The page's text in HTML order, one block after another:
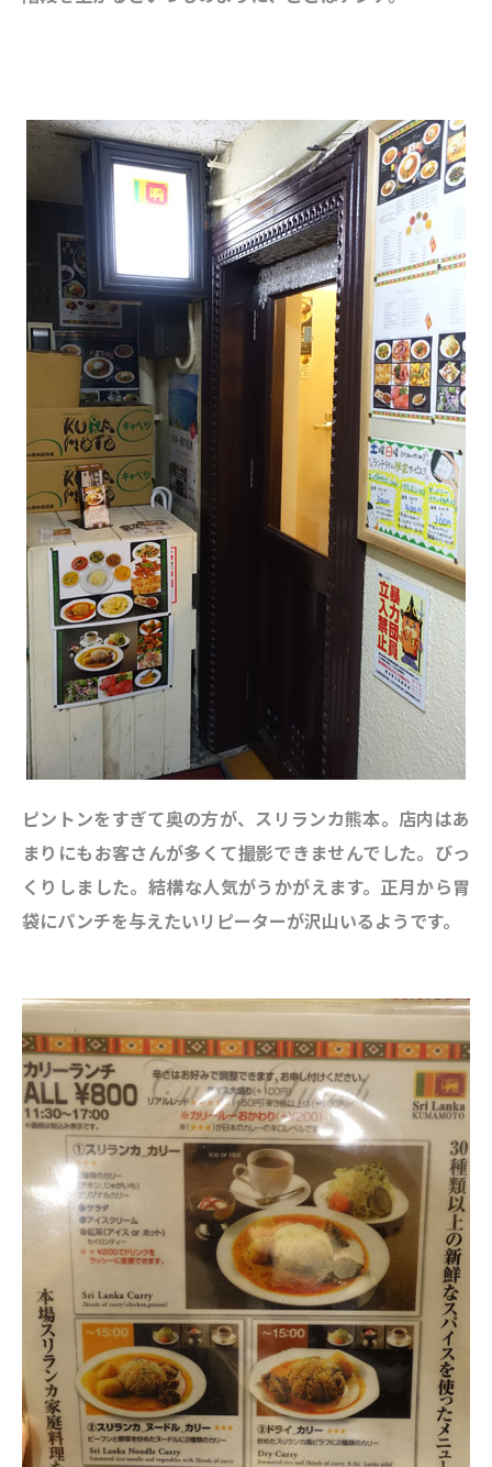
ピントンをすぎて奥の方が、スリランカ熊本。店内はあ
まりにもお客さんが多くて撮影できませんでした。びっ
くりしました。結構な人気がうかがえます。正月から胃
袋にパンチを与えたいリピーターが沢山いるようです。